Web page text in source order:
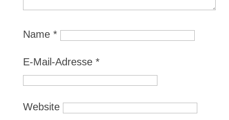
Name *
E-Mail-Adresse *
Website